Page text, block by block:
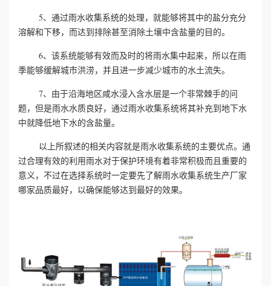
5、通过雨水收集系统的处理，就能够将其中的盐分充分
溶解和下移，而达到排除甚至消除土壤中含盐量的目的。
6、该系统能够有效而及时的将雨水集中起来，所以在雨
季能够缓解城市洪涝，并且进一步减少城市的水土流失。
7、由于沿海地区咸水浸入含水层是一个非常棘手的问
题，但是雨水水质良好，通过雨水收集系统将其补充到地下水
中就降低地下水的含盐量。
以上所叙述的相关内容就是雨水收集系统的主要优点。通
过合理有效的利用雨水对于保护环境有着非常积极而且重要的
意义，不过在选择系统时一定要先了解雨水收集系统生产厂家
哪家品质最好，以确保能够达到最好的效果。